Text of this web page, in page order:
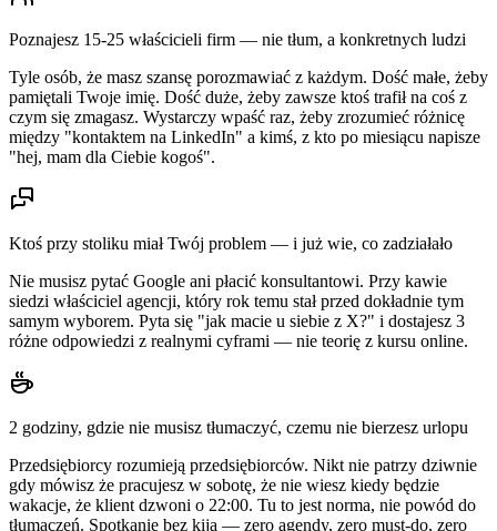
Poznajesz 15-25 właścicieli firm — nie tłum, a konkretnych ludzi
Tyle osób, że masz szansę porozmawiać z każdym. Dość małe, żeby
pamiętali Twoje imię. Dość duże, żeby zawsze ktoś trafił na coś z
czym się zmagasz. Wystarczy wpaść raz, żeby zrozumieć różnicę
między "kontaktem na LinkedIn" a kimś, z kto po miesiącu napisze
"hej, mam dla Ciebie kogoś".
Ktoś przy stoliku miał Twój problem — i już wie, co zadziałało
Nie musisz pytać Google ani płacić konsultantowi. Przy kawie
siedzi właściciel agencji, który rok temu stał przed dokładnie tym
samym wyborem. Pyta się "jak macie u siebie z X?" i dostajesz 3
różne odpowiedzi z realnymi cyframi — nie teorię z kursu online.
2 godziny, gdzie nie musisz tłumaczyć, czemu nie bierzesz urlopu
Przedsiębiorcy rozumieją przedsiębiorców. Nikt nie patrzy dziwnie
gdy mówisz że pracujesz w sobotę, że nie wiesz kiedy będzie
wakacje, że klient dzwoni o 22:00. Tu to jest norma, nie powód do
tłumaczeń. Spotkanie bez kija — zero agendy, zero must-do, zero